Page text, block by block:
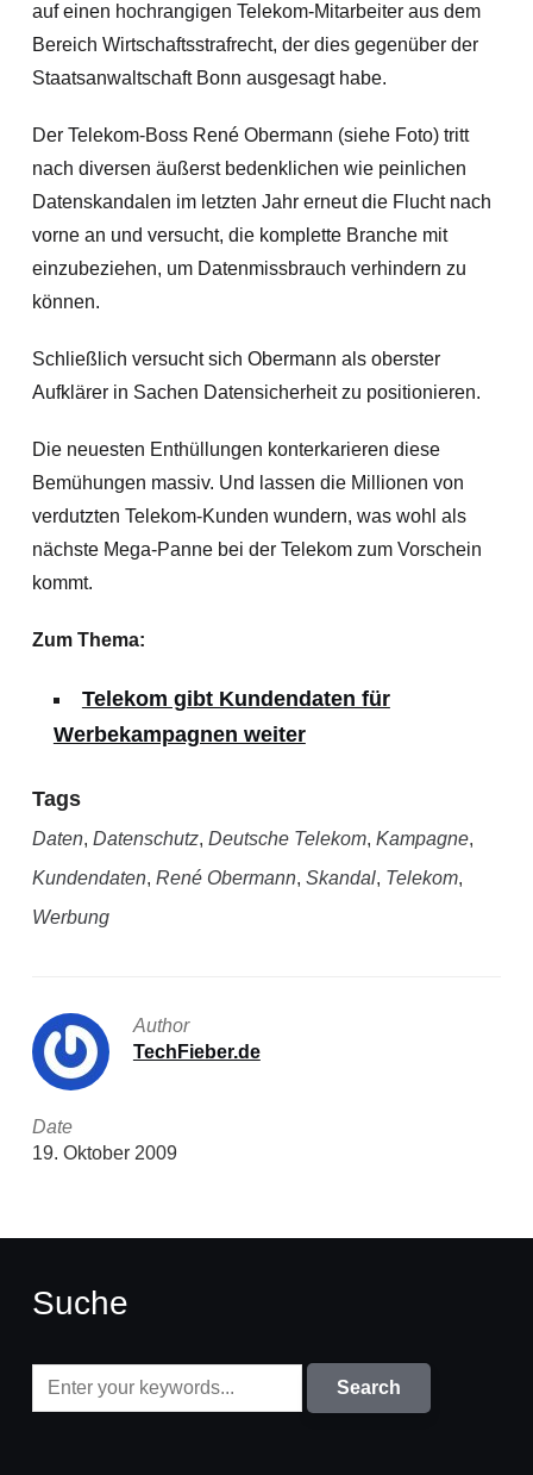
auf einen hochrangigen Telekom-Mitarbeiter aus dem
Bereich Wirtschaftsstrafrecht, der dies gegenüber der
Staatsanwaltschaft Bonn ausgesagt habe.
Der Telekom-Boss René Obermann (siehe Foto) tritt
nach diversen äußerst bedenklichen wie peinlichen
Datenskandalen im letzten Jahr erneut die Flucht nach
vorne an und versucht, die komplette Branche mit
einzubeziehen, um Datenmissbrauch verhindern zu
können.
Schließlich versucht sich Obermann als oberster
Aufklärer in Sachen Datensicherheit zu positionieren.
Die neuesten Enthüllungen konterkarieren diese
Bemühungen massiv. Und lassen die Millionen von
verdutzten Telekom-Kunden wundern, was wohl als
nächste Mega-Panne bei der Telekom zum Vorschein
kommt.
Zum Thema:
Telekom gibt Kundendaten für
Werbekampagnen weiter
Tags
Daten, Datenschutz, Deutsche Telekom, Kampagne,
Kundendaten, René Obermann, Skandal, Telekom,
Werbung
Author
TechFieber.de
Date
19. Oktober 2009
Suche